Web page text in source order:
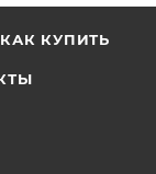
вправе
КАК КУПИТЬ